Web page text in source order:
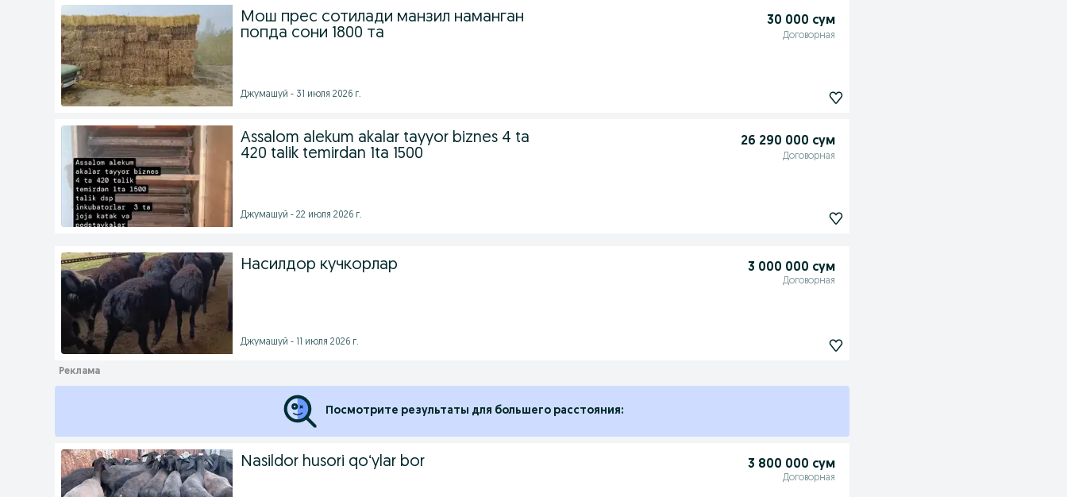
Мош прес сотилади манзил наманган
попда сони 1800 та
30 000 сум
Договорная
Джумашуй - 31 июля 2026 г.
Assalom alekum akalar tayyor biznes 4 ta
420 talik temirdan 1ta 1500
26 290 000 сум
Договорная
Джумашуй - 22 июля 2026 г.
Насилдор кучкорлар 3 000 000 сум
Договорная
Джумашуй - 11 июля 2026 г.
Посмотрите результаты для большего расстояния:
Nasildor husori qoʻylar bor 3 800 000 сум
Договорная